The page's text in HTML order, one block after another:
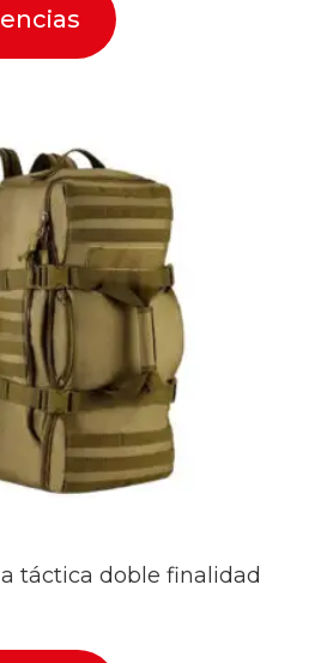
táctica doble finalidad